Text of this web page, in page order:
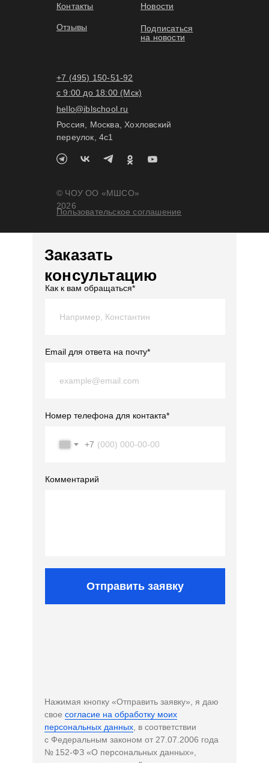
Отзывы
Контакты
+7 (495) 150-51-92
с 9:00 до 18:00 (Мск)
hello@iblschool.ru
Россия, Москва, Хохловский
переулок, 4c1
© ЧОУ ОО «МШСО»
2026
Пользовательское соглашение
Новости
Подписаться
на новости
Заказать
консультацию
Как к вам обращаться*
Email для ответа на почту*
Номер телефона для контакта*
+7
Комментарий
Отправить заявку
Нажимая кнопку «Отправить заявку», я даю
свое согласие на обработку моих
персональных данных , в соответствии
с Федеральным законом от 27.07.2006 года
№ 152-ФЗ «О персональных данных»,